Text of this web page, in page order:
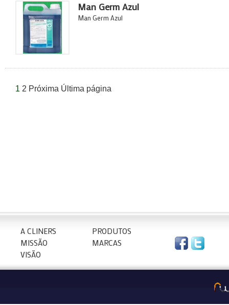
Man Germ Azul
Man Germ Azul
1 2 Próxima Última página
A CLINERS
PRODUTOS
MISSÃO
MARCAS
VISÃO